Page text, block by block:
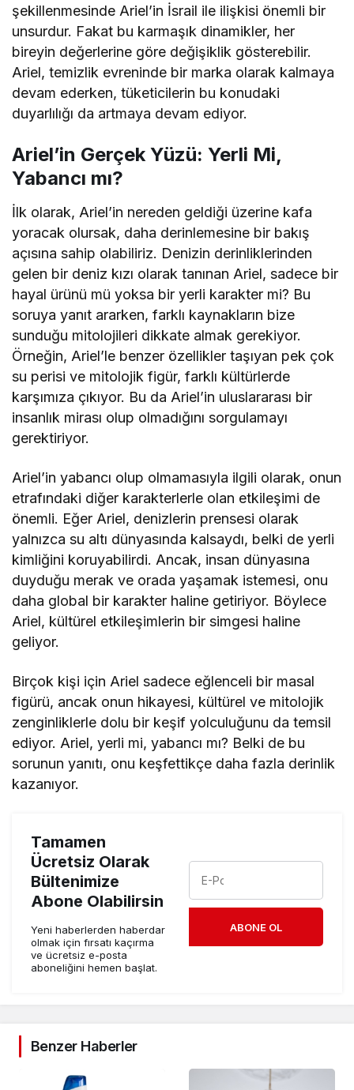
şekillenmesinde Ariel’in İsrail ile ilişkisi önemli bir
unsurdur. Fakat bu karmaşık dinamikler, her
bireyin değerlerine göre değişiklik gösterebilir.
Ariel, temizlik evreninde bir marka olarak kalmaya
devam ederken, tüketicilerin bu konudaki
duyarlılığı da artmaya devam ediyor.
Ariel’in Gerçek Yüzü: Yerli Mi,
Yabancı mı?
İlk olarak, Ariel’in nereden geldiği üzerine kafa
yoracak olursak, daha derinlemesine bir bakış
açısına sahip olabiliriz. Denizin derinliklerinden
gelen bir deniz kızı olarak tanınan Ariel, sadece bir
hayal ürünü mü yoksa bir yerli karakter mi? Bu
soruya yanıt ararken, farklı kaynakların bize
sunduğu mitolojileri dikkate almak gerekiyor.
Örneğin, Ariel’le benzer özellikler taşıyan pek çok
su perisi ve mitolojik figür, farklı kültürlerde
karşımıza çıkıyor. Bu da Ariel’in uluslararası bir
insanlık mirası olup olmadığını sorgulamayı
gerektiriyor.
Ariel’in yabancı olup olmamasıyla ilgili olarak, onun
etrafındaki diğer karakterlerle olan etkileşimi de
önemli. Eğer Ariel, denizlerin prensesi olarak
yalnızca su altı dünyasında kalsaydı, belki de yerli
kimliğini koruyabilirdi. Ancak, insan dünyasına
duyduğu merak ve orada yaşamak istemesi, onu
daha global bir karakter haline getiriyor. Böylece
Ariel, kültürel etkileşimlerin bir simgesi haline
geliyor.
Birçok kişi için Ariel sadece eğlenceli bir masal
figürü, ancak onun hikayesi, kültürel ve mitolojik
zenginliklerle dolu bir keşif yolculuğunu da temsil
ediyor. Ariel, yerli mi, yabancı mı? Belki de bu
sorunun yanıtı, onu keşfettikçe daha fazla derinlik
kazanıyor.
Tamamen
Ücretsiz Olarak
Bültenimize
Abone Olabilirsin
Yeni haberlerden haberdar
olmak için fırsatı kaçırma
ve ücretsiz e-posta
aboneliğini hemen başlat.
ABONE OL
Benzer Haberler